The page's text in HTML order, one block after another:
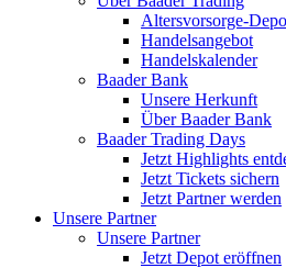
Altersvorsorge-
Handelsangebot
Handelskalender
Baader Bank
Unsere Herkunft
Über Baader Bank
Baader Trading Days
Jetzt Highlights
Jetzt Tickets sichern
Jetzt Partner werden
Unsere Partner
Unsere Partner
Jetzt Depot eröffnen